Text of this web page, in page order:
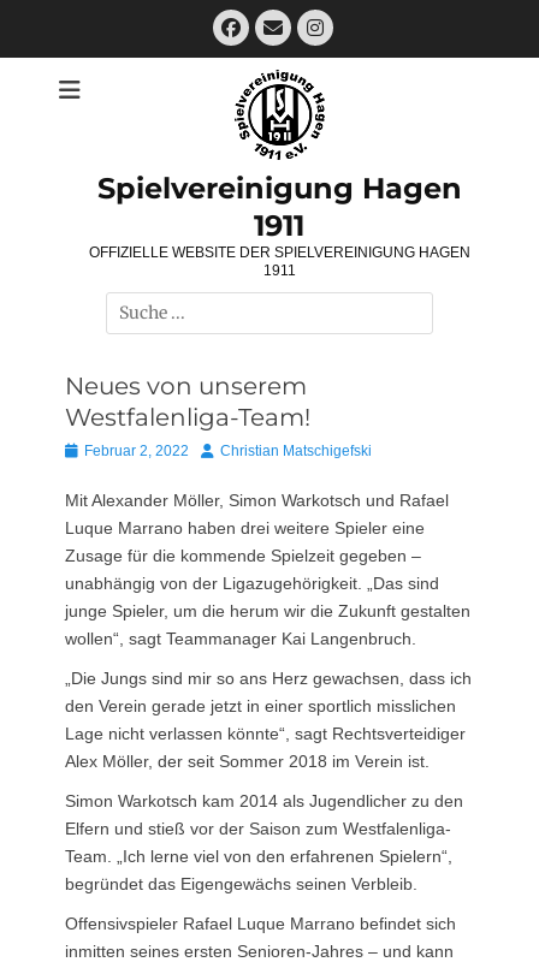
Facebook
E-
Mail
Instagram
Spielvereinigung Hagen
1911
OFFIZIELLE WEBSITE DER SPIELVEREINIGUNG HAGEN
1911
Suchen
nach:
Neues von unserem
Westfalenliga-Team!
PostedFebruar 2, 2022 AutorChristian Matschigefski
Mit Alexander Möller, Simon Warkotsch und Rafael
Luque Marrano haben drei weitere Spieler eine
Zusage für die kommende Spielzeit gegeben –
unabhängig von der Ligazugehörigkeit. „Das sind
junge Spieler, um die herum wir die Zukunft gestalten
wollen“, sagt Teammanager Kai Langenbruch.
„Die Jungs sind mir so ans Herz gewachsen, dass ich
den Verein gerade jetzt in einer sportlich misslichen
Lage nicht verlassen könnte“, sagt Rechtsverteidiger
Alex Möller, der seit Sommer 2018 im Verein ist.
Simon Warkotsch kam 2014 als Jugendlicher zu den
Elfern und stieß vor der Saison zum Westfalenliga-
Team. „Ich lerne viel von den erfahrenen Spielern“,
begründet das Eigengewächs seinen Verbleib.
Offensivspieler Rafael Luque Marrano befindet sich
inmitten seines ersten Senioren-Jahres – und kann